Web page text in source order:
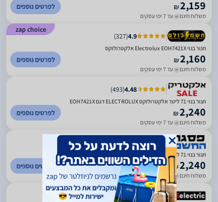
₪2,159
משלוח חינם עד 7 ימי עסקים
לפרטים נוספים
zap choice
4.9
(
327
)
‏תנור בנוי Electrolux EOH7421X אלקטרולוקס
₪2,160
משלוח חינם עד 7 ימי עסקים
לפרטים נוספים
4.48
(
493
)
תנור בנוי 71 ליטר אלקטרולוקס ELECTROLUX דגם EOH7421X
₪2,240
משלוח חינם עד 7 ימי עסקים
לפרטים נוספים
4.45
(
225
)
תנור בנוי 71 ליטר אלקטרולוקס ELECTROLUX דגם EOH7421X
₪2,240
משלוח חינם עד 7 ימי עסקים
לפרטים נוספים
5
33